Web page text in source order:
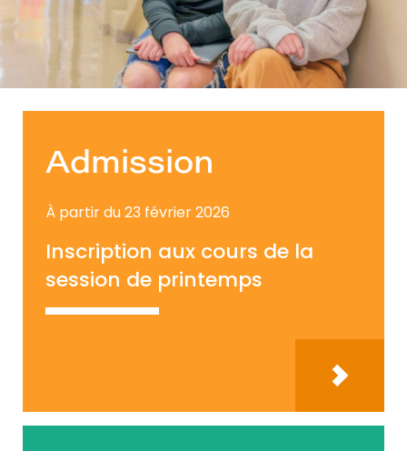
Admission
À partir du 23 février 2026
Inscription aux cours de la
session de printemps